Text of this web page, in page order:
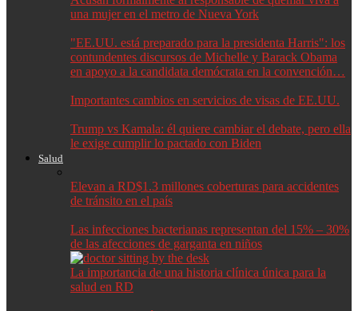
una mujer en el metro de Nueva York
"EE.UU. está preparado para la presidenta Harris": los
contundentes discursos de Michelle y Barack Obama
en apoyo a la candidata demócrata en la convención…
Importantes cambios en servicios de visas de EE.UU.
Trump vs Kamala: él quiere cambiar el debate, pero ella
le exige cumplir lo pactado con Biden
Salud
Elevan a RD$1.3 millones coberturas para accidentes
de tránsito en el país
Las infecciones bacterianas representan del 15% – 30%
de las afecciones de garganta en niños
La importancia de una historia clínica única para la
salud en RD